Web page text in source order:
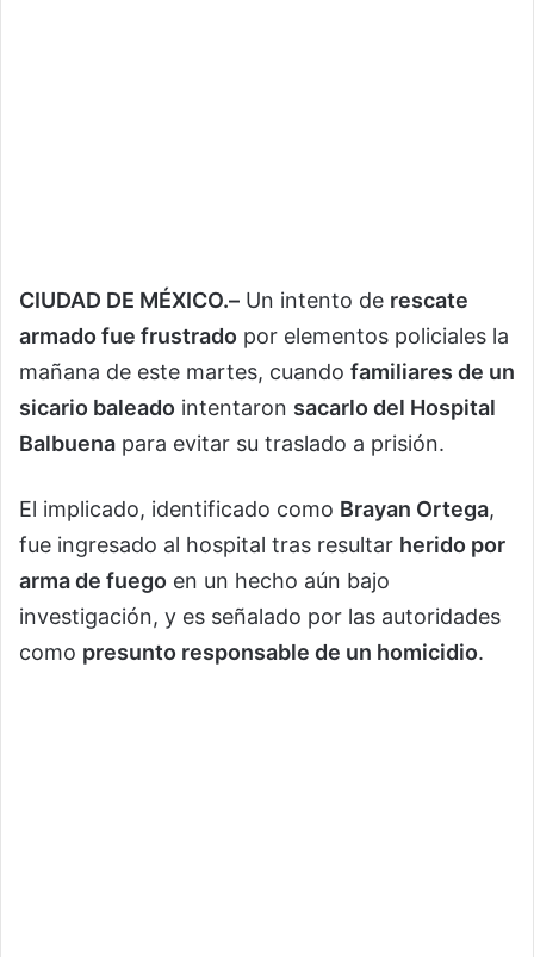
CIUDAD DE MÉXICO.– Un intento de rescate
armado fue frustrado por elementos policiales la
mañana de este martes, cuando familiares de un
sicario baleado intentaron sacarlo del Hospital
Balbuena para evitar su traslado a prisión.
El implicado, identificado como Brayan Ortega,
fue ingresado al hospital tras resultar herido por
arma de fuego en un hecho aún bajo
investigación, y es señalado por las autoridades
como presunto responsable de un homicidio.